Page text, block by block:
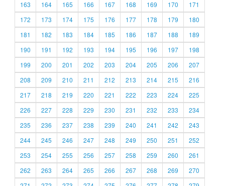
163
164 165 166 167 168 169 170
171
172
173 174 175 176 177 178 179
180
181
182 183 184 185 186 187 188
189
190
191 192 193 194 195 196 197
198
199
200 201 202 203 204 205 206
207
208
209 210 211 212 213 214 215
216
217
218 219 220 221 222 223 224
225
226
227 228 229 230 231 232 233
234
235
236 237 238 239 240 241 242
243
244
245 246 247 248 249 250 251
252
253
254 255 256 257 258 259 260
261
262
263 264 265 266 267 268 269
270